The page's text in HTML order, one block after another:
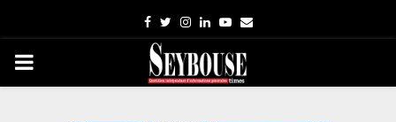
Facebook
TwitterInstagram
LinkedinYoutube
Email
PRIMARY